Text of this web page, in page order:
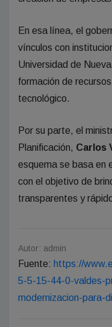
En esa línea, el
vínculos con
Universidad de
formación de
tecnológico.
Por su parte, el
Planificación, Carlos
esquema se basa en
con el objetivo de
transparentes y
Autor: admin
Fuente: https://
5-5-15-44-0-valdes-
modernizacion-para-